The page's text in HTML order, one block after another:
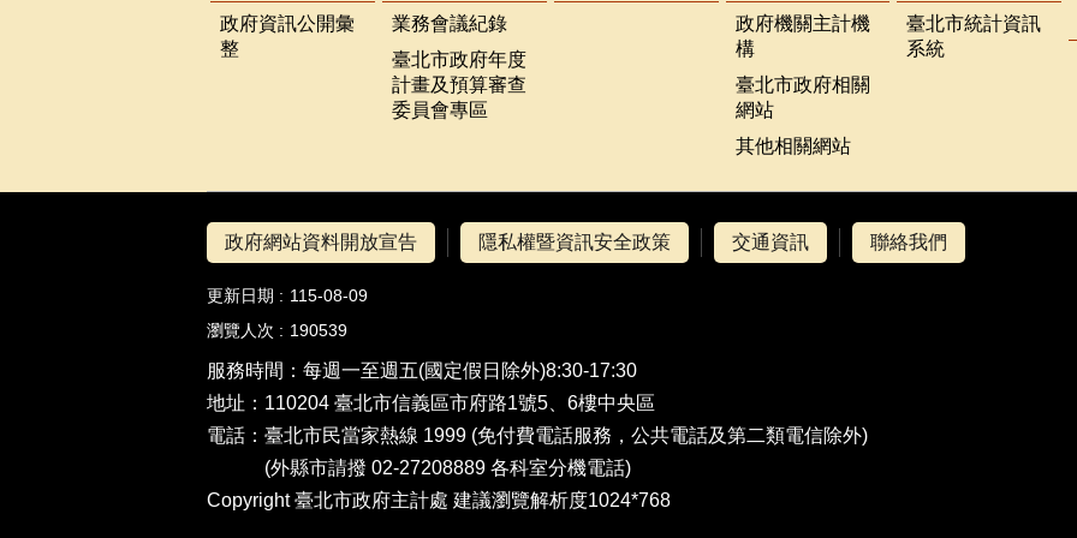
政府資訊公開彙
整
業務會議紀錄
臺北市政府年度
計畫及預算審查
委員會專區
政府機關主計機
構
臺北市政府相關
網站
其他相關網站
臺北市統計資訊
系統
政府網站資料開放宣告 隱私權暨資訊安全政策 交通資訊 聯絡我們
更新日期
115-08-09
瀏覽人次
190539
服務時間：每週一至週五(國定假日除外)8:30-17:30
地址：110204 臺北市信義區市府路1號5、6樓中央區
電話： 臺北市民當家熱線 1999 (免付費電話服務，公共電話及第二類電信除外)
(外縣市請撥 02-27208889 各科室分機電話)
Copyright 臺北市政府主計處 建議瀏覽解析度1024*768